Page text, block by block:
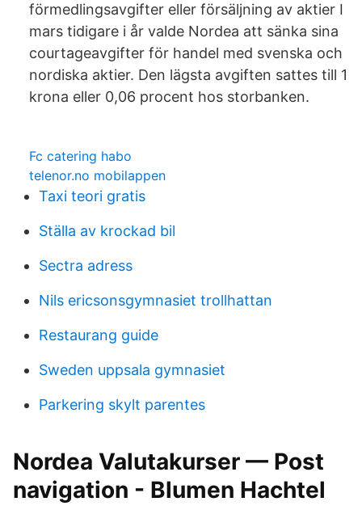
förmedlingsavgifter eller försäljning av aktier I
mars tidigare i år valde Nordea att sänka sina
courtageavgifter för handel med svenska och
nordiska aktier. Den lägsta avgiften sattes till 1
krona eller 0,06 procent hos storbanken.
Fc catering habo
telenor.no mobilappen
Taxi teori gratis
Ställa av krockad bil
Sectra adress
Nils ericsonsgymnasiet trollhattan
Restaurang guide
Sweden uppsala gymnasiet
Parkering skylt parentes
Nordea Valutakurser — Post
navigation - Blumen Hachtel